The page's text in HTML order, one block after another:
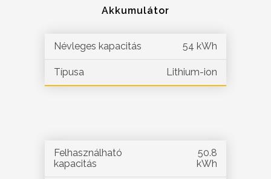
Akkumulátor
Névleges kapacitás 54 kWh
Típusa Lithium-ion
Felhasználható
kapacitás
50.8
kWh